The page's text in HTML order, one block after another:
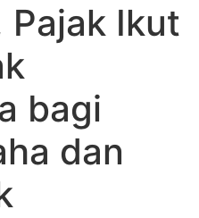
Pajak Ikut
bagi
dan